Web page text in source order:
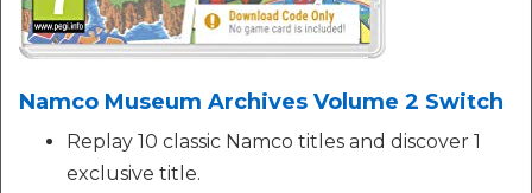
Namco Museum Archives Volume 2 Switch
Replay 10 classic Namco titles and discover 1
exclusive title.